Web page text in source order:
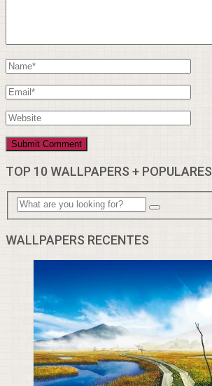
TOP 10 WALLPAPERS + POPULARES
WALLPAPERS RECENTES